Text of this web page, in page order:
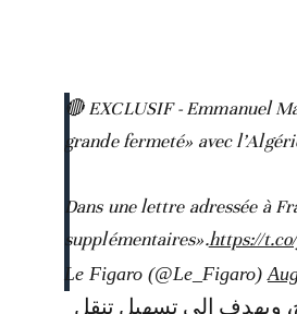
🔴 EXCLUSIF - Emmanuel
grande fermeté» avec
Dans une lettre adressée à
supplémentaires».https://
في سياق انفتاح، ويهدف إلى تسهيل تنقل